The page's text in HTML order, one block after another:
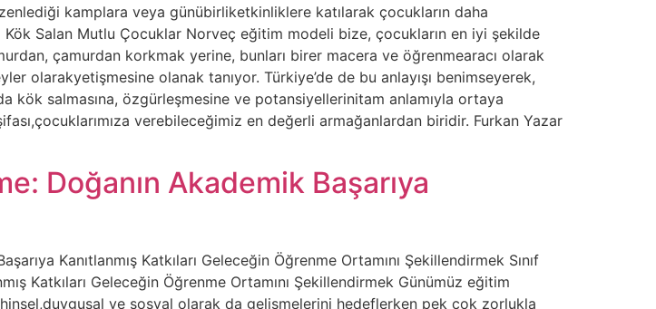
kamplara veya günübirliketkinliklere katılarak çocukların daha
Kök Salan Mutlu Çocuklar Norveç eğitim modeli bize, çocukların en iyi şekilde
çamurdan korkmak yerine, bunları birer macera ve öğrenmearacı olarak
olarakyetişmesine olanak tanıyor. Türkiye’de de bu anlayışı benimseyerek,
kök salmasına, özgürleşmesine ve potansiyellerinitam anlamıyla ortaya
verebileceğimiz en değerli armağanlardan biridir. Furkan Yazar
Doğanın Akademik Başarıya
Kanıtlanmış Katkıları Geleceğin Öğrenme Ortamını Şekillendirmek Sınıf
Katkıları Geleceğin Öğrenme Ortamını Şekillendirmek Günümüz eğitim
ve sosyal olarak da gelişmelerini hedeflerken pek çok zorlukla